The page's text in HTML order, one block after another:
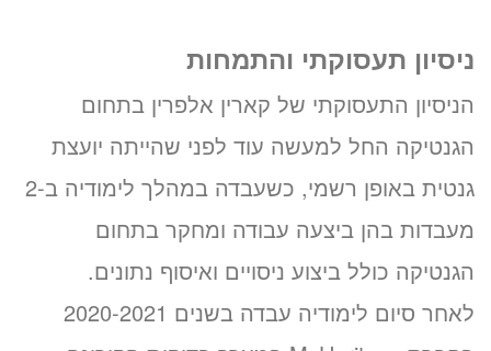
ניסיון תעסוקתי והתמחות
הניסיון התעסוקתי של קארין אלפרין בתחום
הגנטיקה החל למעשה עוד לפני שהייתה יועצת
גנטית באופן רשמי, כשעבדה במהלך לימודיה ב-2
מעבדות בהן ביצעה עבודה ומחקר בתחום
הגנטיקה כולל ביצוע ניסויים ואיסוף נתונים.
לאחר סיום לימודיה עבדה בשנים 2020-2021